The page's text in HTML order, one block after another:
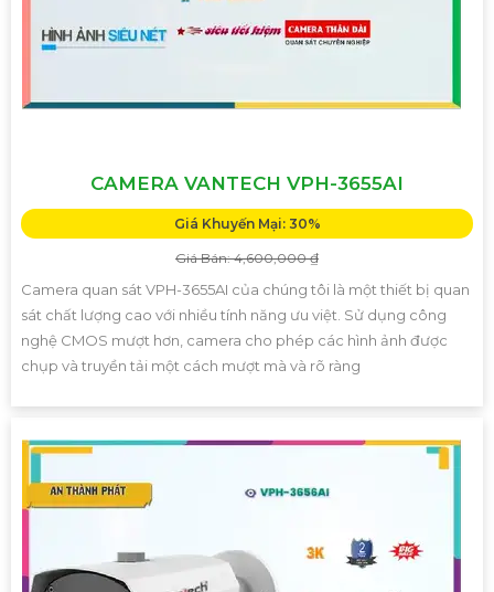
CAMERA VANTECH VPH-3655AI
Giá Khuyến Mại: 30%
Giá Bán: 4,600,000 ₫
Camera quan sát VPH-3655AI của chúng tôi là một thiết bị quan
sát chất lượng cao với nhiều tính năng ưu việt. Sử dụng công
nghệ CMOS mượt hơn, camera cho phép các hình ảnh được
chụp và truyền tải một cách mượt mà và rõ ràng